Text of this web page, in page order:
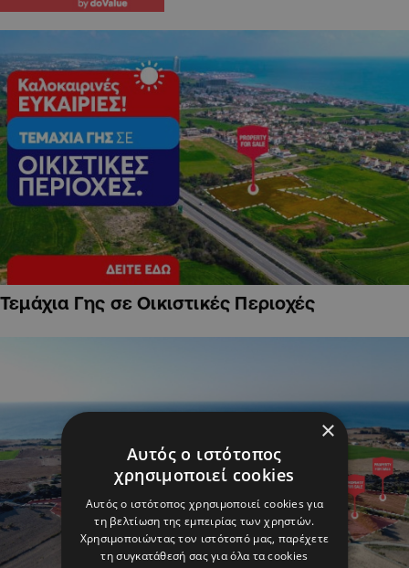
Τεμάχια Γης σε Οικιστικές Περιοχές
×
Αυτός ο ιστότοπος
χρησιμοποιεί cookies
Αυτός ο ιστότοπος χρησιμοποιεί cookies για
τη βελτίωση της εμπειρίας των χρηστών.
Χρησιμοποιώντας τον ιστότοπό μας, παρέχετε
τη συγκατάθεσή σας για όλα τα cookies